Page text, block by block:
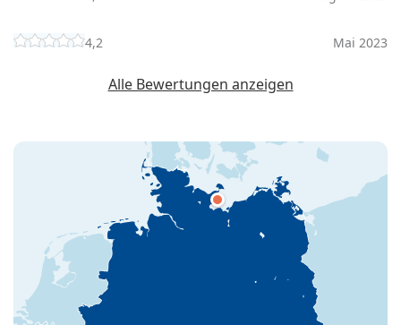
4,2 Mai 2023
Alle Bewertungen anzeigen